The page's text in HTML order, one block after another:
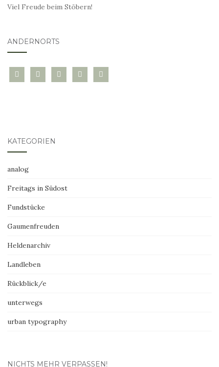
Viel Freude beim Stöbern!
ANDERNORTS
bloglovininstagramtwitter pinterest
mail
KATEGORIEN
analog
Freitags in Südost
Fundstücke
Gaumenfreuden
Heldenarchiv
Landleben
Rückblick/e
unterwegs
urban typography
NICHTS MEHR VERPASSEN!